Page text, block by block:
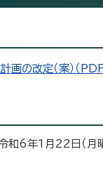
画の改定（案）（
和6年1月22日（月